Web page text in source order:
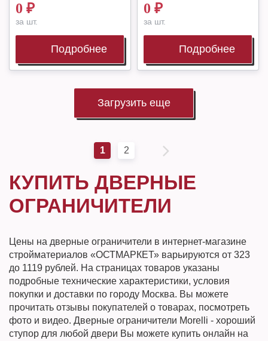
0 ₽
за шт.
Подробнее
0 ₽
за шт.
Подробнее
Загрузить еще
1 2
КУПИТЬ ДВЕРНЫЕ
ОГРАНИЧИТЕЛИ
Цены на дверные ограничители в интернет-магазине
стройматериалов «ОСТМАРКЕТ» варьируются от 323
до 1119 рублей. На страницах товаров указаны
подробные технические характеристики, условия
покупки и доставки по городу Москва. Вы можете
прочитать отзывы покупателей о товарах, посмотреть
фото и видео. Дверные ограничители Morelli - хороший
ступор для любой двери Вы можете купить онлайн на